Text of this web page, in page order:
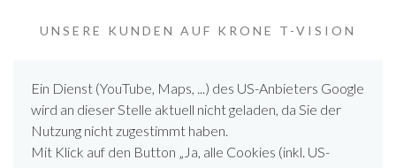
UNSERE KUNDEN AUF KRONE T-VISION
Ein Dienst (YouTube, Maps, ...) des US-Anbieters Google
wird an dieser Stelle aktuell nicht geladen, da Sie der
Nutzung nicht zugestimmt haben.
Mit Klick auf den Button „Ja, alle Cookies (inkl. US-